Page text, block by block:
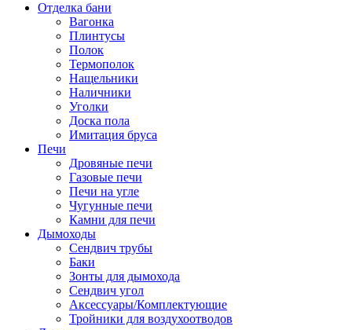
Отделка бани
Вагонка
Плинтусы
Полок
Термополок
Нащельники
Наличники
Уголки
Доска пола
Имитация бруса
Печи
Дровяные печи
Газовые печи
Печи на угле
Чугунные печи
Камни для печи
Дымоходы
Сендвич трубы
Баки
Зонты для дымохода
Сендвич угол
Аксессуары/Комплектующие
Тройники для воздухоотводов